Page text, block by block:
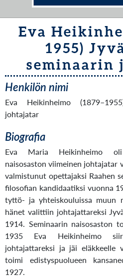
Eva
1955)
seminaarin
Henkilön nimi
Eva Heikinheimo
johtajatar
Biografia
Eva Maria Heikinheimo oli
naisosaston viimeinen johtajatar
valmistunut opettajaksi Raahen
filosofian kandidaatiksi vuonna
tyttö- ja yhteiskouluissa muun
hänet valittiin johtajattareksi
1914. Seminaarin naisosaston
1935 Eva Heikinheimo
johtajattareksi ja jäi eläkkeelle
toimi edistyspuolueen
1927.